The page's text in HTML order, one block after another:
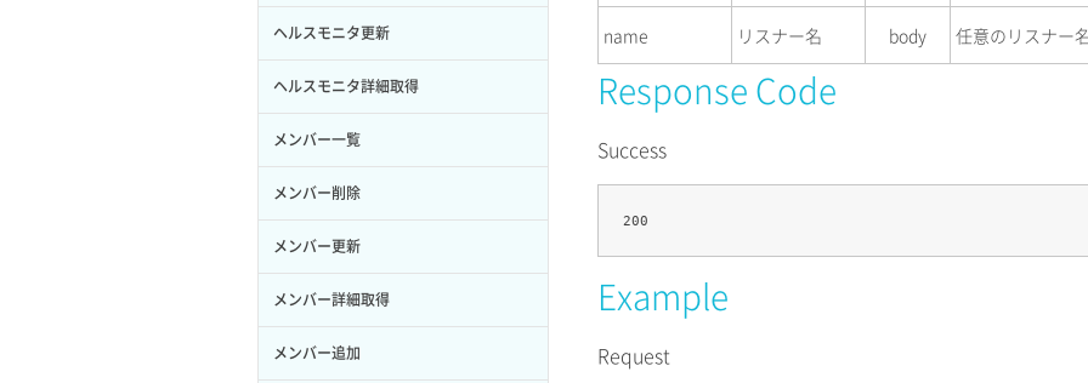
ロールからパーミッションを紐づけ解
除
ロールにパーミッションを紐づけ
ロール一覧取得
ロール作成
ロール削除
ロール更新
ロール詳細取得
ボリュームタイプ詳細取得
ボリューム一覧取得
ボリューム作成
ボリューム削除
ボリューム更新
ボリューム詳細一覧取得
ボリューム詳細取得
サーバーに紐づくアドレス取得
サーバーに紐づくアドレス取得（ネッ
セキュリティグループ ルール削除
セキュリティグループ ルール詳細取得
セキュリティグループ一覧取得
セキュリティグループ作成
セキュリティグループ削除
セキュリティグループ更新
セキュリティグループ詳細取得
ヘルスモニタ更新
ヘルスモニタ詳細取得
メンバー一覧
メンバー削除
メンバー更新
メンバー詳細取得
メンバー追加
name リスナー名 body 任意のリスナー
Response Code
Success
Example
Request